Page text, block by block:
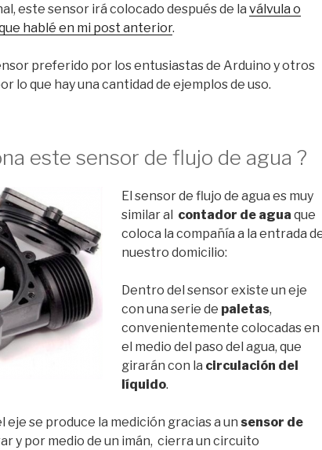
este sensor irá colocado después de laválvula o
hablé en mi post anterior.
preferido por los entusiastas de Arduino y otros
lo que hay una cantidad de ejemplos de uso.
este sensor de flujo de agua ?
El sensor de flujo de agua es muy
similar al contador de agua que
coloca la compañía a la entrada
nuestro domicilio:
Dentro del sensor existe un eje
con una serie de paletas,
convenientemente colocadas en
el medio del paso del agua, que
girarán con la circulación del
líquido.
eje se produce la medición gracias a unsensor de
y por medio de un imán, cierra un circuito